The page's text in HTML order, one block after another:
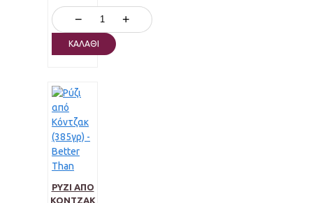
− +
ΚΑΛΆΘΙ
ΡΎΖΙ ΑΠΌ
ΚΌΝΤΖΑΚ